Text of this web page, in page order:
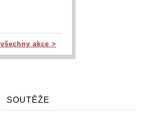
všechny akce >
SOUTĚŽE